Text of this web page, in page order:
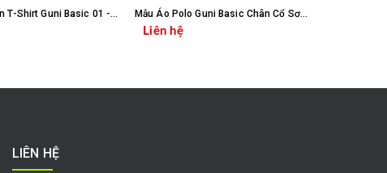
Mẫu Áo Thun T-Shirt Guni Basic 01 - TE-T-B01 Mẫu Áo Polo Guni Basic Chân Cổ Sơ Mi -PL-BASIC-BD
Liên hệ
LIÊN HỆ